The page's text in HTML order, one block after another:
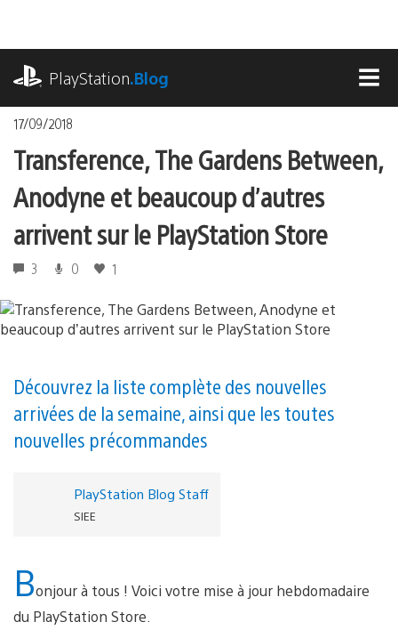
contenu
PlayStation.Blog
17/09/2018
Transference, The Gardens Between,
Anodyne et beaucoup d’autres
arrivent sur le PlayStation Store
3 0 1
Découvrez la liste complète des nouvelles
arrivées de la semaine, ainsi que les toutes
nouvelles précommandes
PlayStation Blog Staff
SIEE
Bonjour à tous ! Voici votre mise à jour hebdomadaire
du PlayStation Store.